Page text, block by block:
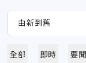
全部 即時 要聞